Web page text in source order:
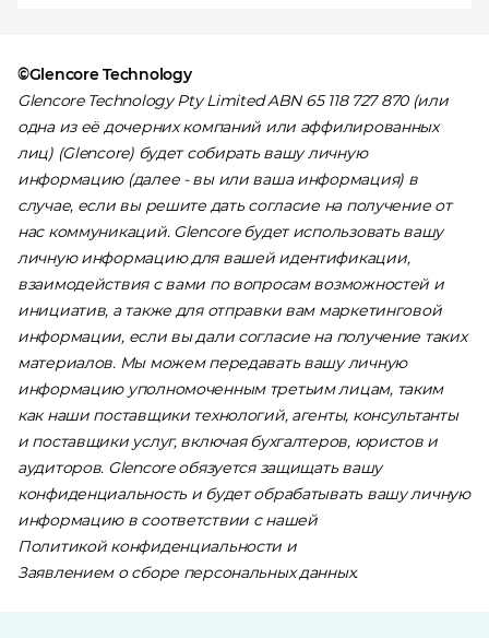
©Glencore Technology
Glencore Technology Pty Limited ABN 65 118 727 870 (или
одна из её дочерних компаний или аффилированных
лиц) (Glencore) будет собирать вашу личную
информацию (далее - вы или ваша информация) в
случае, если вы решите дать согласие на получение от
нас коммуникаций. Glencore будет использовать вашу
личную информацию для вашей идентификации,
взаимодействия с вами по вопросам возможностей и
инициатив, а также для отправки вам маркетинговой
информации, если вы дали согласие на получение таких
материалов. Мы можем передавать вашу личную
информацию уполномоченным третьим лицам, таким
как наши поставщики технологий, агенты, консультанты
и поставщики услуг, включая бухгалтеров, юристов и
аудиторов. Glencore обязуется защищать вашу
конфиденциальность и будет обрабатывать вашу личную
информацию в соответствии с нашей
Политикой конфиденциальности и
Заявлением о сборе персональных данных.